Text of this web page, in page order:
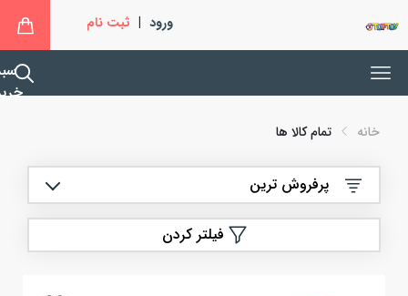
ورود | ثبت نام
خانه تمام کالا ها
پرفروش ترین
فیلتر کردن